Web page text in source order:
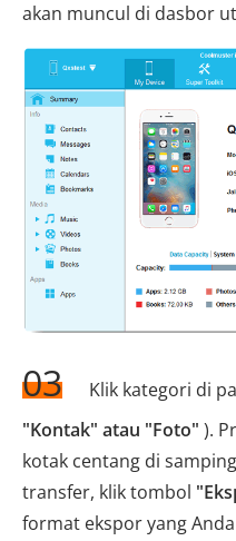
akan muncul di dasbor
03
Klik kategori di
"Kontak" atau "Foto" ).
kotak centang di
transfer, klik tombol
format ekspor yang